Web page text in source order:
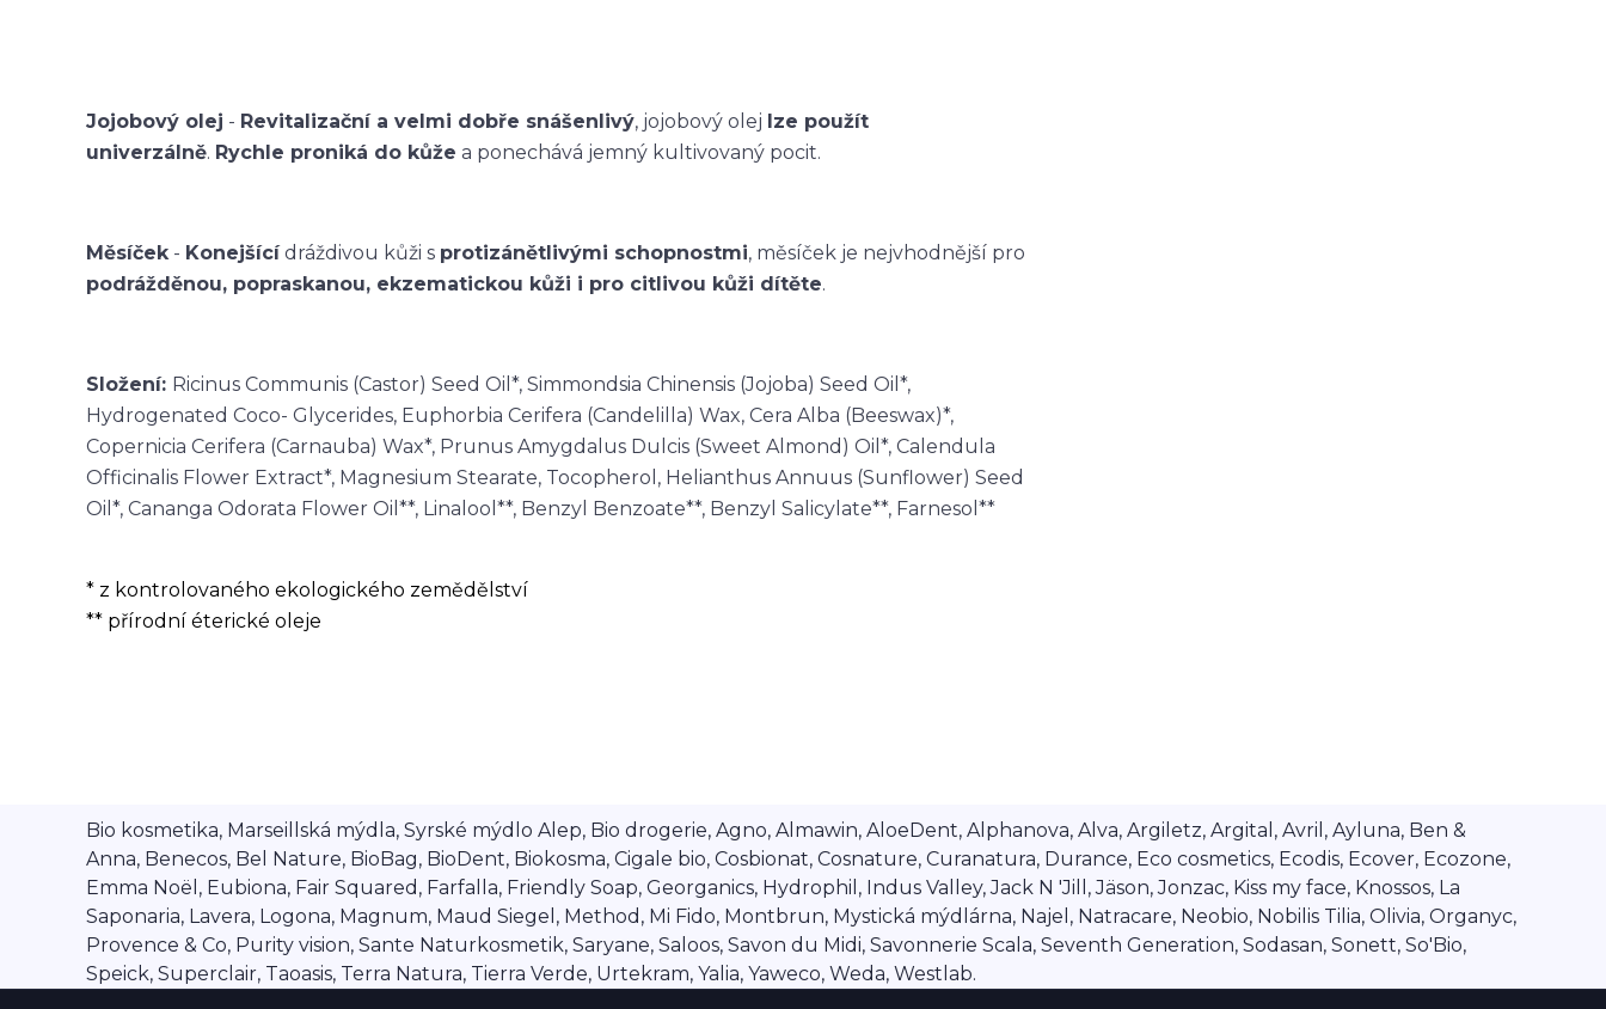
Jojobový olej - Revitalizační a velmi dobře snášenlivý, jojobový olej lze použít
univerzálně. Rychle proniká do kůže a ponechává jemný kultivovaný pocit.
Měsíček - Konejšícídráždivou kůži s protizánětlivými schopnostmi, měsíček je nejvhodnější pro
podrážděnou, popraskanou, ekzematickou kůži i pro citlivou kůži dítěte.
Složení: Ricinus Communis (Castor) Seed Oil*, Simmondsia Chinensis (Jojoba) Seed Oil*,
Hydrogenated Coco- Glycerides, Euphorbia Cerifera (Candelilla) Wax, Cera Alba (Beeswax)*,
Copernicia Cerifera (Carnauba) Wax*, Prunus Amygdalus Dulcis (Sweet Almond) Oil*, Calendula
Officinalis Flower Extract*, Magnesium Stearate, Tocopherol, Helianthus Annuus (Sunflower) Seed
Oil*, Cananga Odorata Flower Oil**, Linalool**, Benzyl Benzoate**, Benzyl Salicylate**, Farnesol**
* z kontrolovaného ekologického zemědělství
** přírodní éterické oleje
Bio kosmetika, Marseillská mýdla, Syrské mýdlo Alep, Bio drogerie, Agno, Almawin, AloeDent, Alphanova, Alva, Argiletz, Argital, Avril, Ayluna, Ben &
Anna, Benecos, Bel Nature, BioBag, BioDent, Biokosma, Cigale bio, Cosbionat, Cosnature, Curanatura, Durance, Eco cosmetics, Ecodis, Ecover, Ecozone,
Emma Noël, Eubiona, Fair Squared, Farfalla, Friendly Soap, Georganics, Hydrophil, Indus Valley, Jack N 'Jill, Jäson, Jonzac, Kiss my face, Knossos, La
Saponaria, Lavera, Logona, Magnum, Maud Siegel, Method, Mi Fido, Montbrun, Mystická mýdlárna, Najel, Natracare, Neobio, Nobilis Tilia, Olivia, Organyc,
Provence & Co, Purity vision, Sante Naturkosmetik, Saryane, Saloos, Savon du Midi, Savonnerie Scala, Seventh Generation, Sodasan, Sonett, So'Bio,
Speick, Superclair, Taoasis, Terra Natura, Tierra Verde, Urtekram, Yalia, Yaweco, Weda, Westlab.